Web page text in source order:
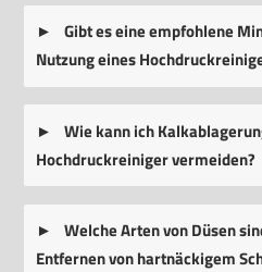
Gibt es eine empfohlene
Nutzung eines
Wie kann ich
Hochdruckreiniger vermeiden?
Welche Arten von Düsen
Entfernen von hartnäckigem